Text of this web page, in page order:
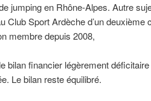
jumping en Rhône-Alpes. Autre
Club Sport Ardèche d’un deuxième
membre depuis 2008,
bilan financier légèrement
Le bilan reste équilibré.